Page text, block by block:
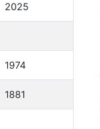
2025
1974
1881